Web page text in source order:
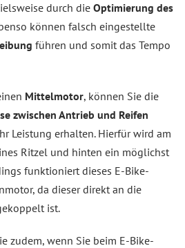
durch die Optimierung des
können falsch eingestellte
führen und somit das Tempo
Mittelmotor, können Sie die
zwischen Antrieb und Reifen
Leistung erhalten. Hierfür wird am
Ritzel und hinten ein möglichst
funktioniert dieses E-Bike-
da dieser direkt an die
ist.
zudem, wenn Sie beim E-Bike-